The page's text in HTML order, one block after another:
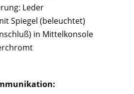
Leder
Spiegel (beleuchtet)
in Mittelkonsole